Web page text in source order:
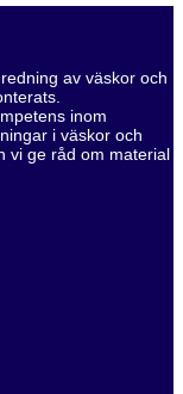
av väskor och
inom
i väskor och
vi ge råd om material